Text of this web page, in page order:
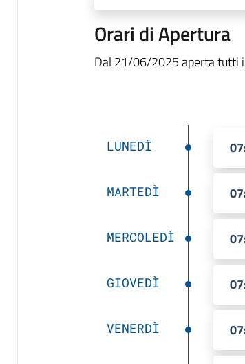
Orari di Apertura
Dal 21/06/2025 aperta tutti
LUNEDÌ
MARTEDÌ
MERCOLEDÌ
GIOVEDÌ
VENERDÌ